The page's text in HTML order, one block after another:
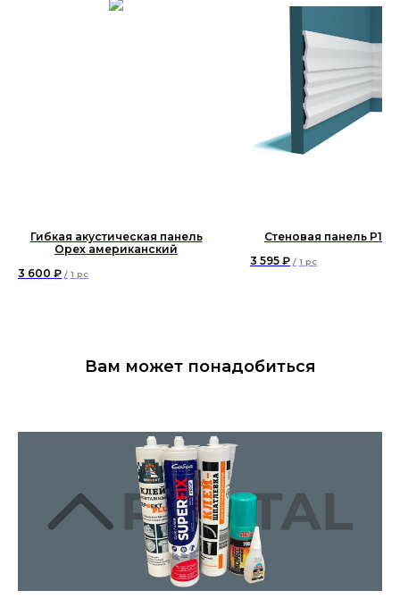
Гибкая акустическая панель
Орех американский
3 600 ₽ / 1 pc
Стеновая панель
3 595 ₽ / 1 pc
Вам может понадобиться